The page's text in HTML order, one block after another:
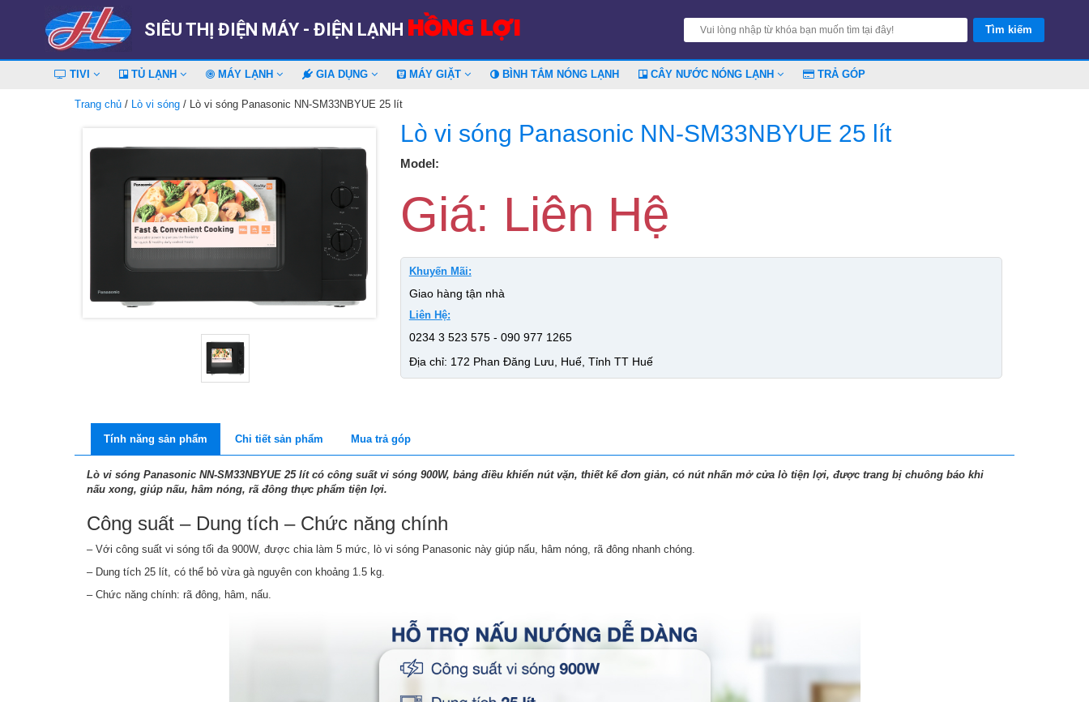
SIÊU THỊ ĐIỆN MÁY - ĐIỆN LẠNH HỒNG LỢI
TIVI TỦ LẠNH MÁY LẠNH GIA DỤNG MÁY GIẶT BÌNH TẮM NÓNG LẠNH CÂY NƯỚC NÓNG LẠNH TRẢ GÓP
Trang chủ / Lò vi sóng / Lò vi sóng Panasonic NN-SM33NBYUE 25 lít
Lò vi sóng Panasonic NN-SM33NBYUE 25 lít
Model:
Giá: Liên Hệ
Khuyến Mãi:
Giao hàng tận nhà
Liên Hệ:
0234 3 523 575 - 090 977 1265
Địa chỉ: 172 Phan Đăng Lưu, Huế, Tỉnh TT Huế
Tính năng sản phẩm Chi tiết sản phẩm Mua trả góp
Lò vi sóng Panasonic NN-SM33NBYUE 25 lít có công suất vi sóng 900W, bảng điều khiển nút vặn, thiết kế đơn giản, có nút nhấn mở cửa lò tiện lợi, được trang bị chuông báo khi
nấu xong, giúp nấu, hâm nóng, rã đông thực phẩm tiện lợi.
Công suất – Dung tích – Chức năng chính
– Với công suất vi sóng tối đa 900W, được chia làm 5 mức, lò vi sóng Panasonic này giúp nấu, hâm nóng, rã đông nhanh chóng.
– Dung tích 25 lít, có thể bỏ vừa gà nguyên con khoảng 1.5 kg.
– Chức năng chính: rã đông, hâm, nấu.